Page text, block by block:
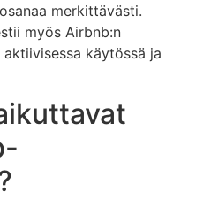
merkittävästi.
myös Airbnb:n
käytössä ja